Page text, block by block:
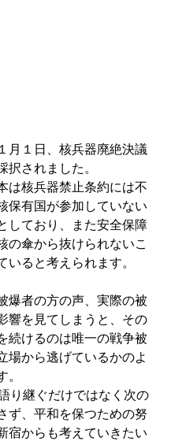
月１日、核兵器廃絶決議
択されました。
は核兵器禁止条約には不
保有国が参加していない
しており、また安全保障
の傘から抜けられないこ
いると考えられます。
爆者の方の声、実際の被
響を見てしまうと、その
続けるのは唯一の戦争被
場から逃げているかのよ
。
り継ぐだけではなく次の
ず、平和を保つための努
宿からも考えていきたい